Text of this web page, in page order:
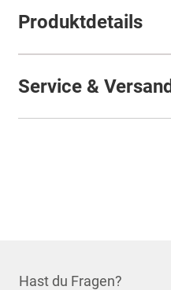
Produktdetails
Service & Versand
Hast du Fragen?